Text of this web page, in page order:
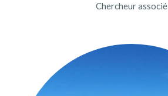
Chercheur associé